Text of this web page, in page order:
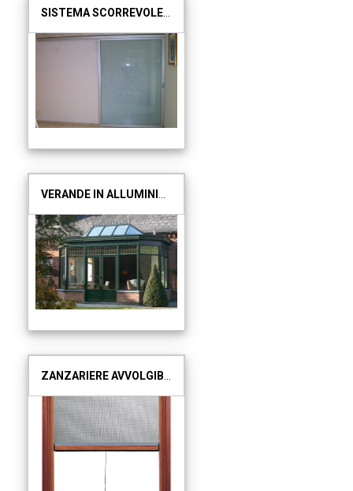
SISTEMA SCORREVOLE ALLUMINIO VETRO
VERANDE IN ALLUMINIO REYNAERS CERTIFICATE
ZANZARIERE AVVOLGIBILI